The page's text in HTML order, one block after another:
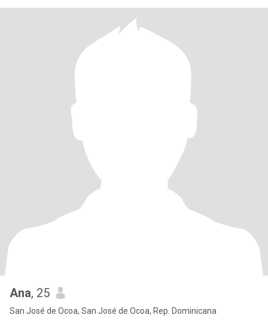
Ana, 25
San José de Ocoa, San José de Ocoa, Rep. Dominicana